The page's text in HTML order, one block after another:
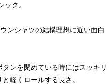
ック。
ンシャツの結構理想に近い面白
ンを閉めている時にはスッキリ
軽くロールする長さ。